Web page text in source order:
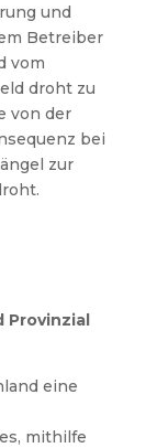
und
Betreiber
vom
droht zu
von der
bei
zur
Provinzial
eine
mithilfe